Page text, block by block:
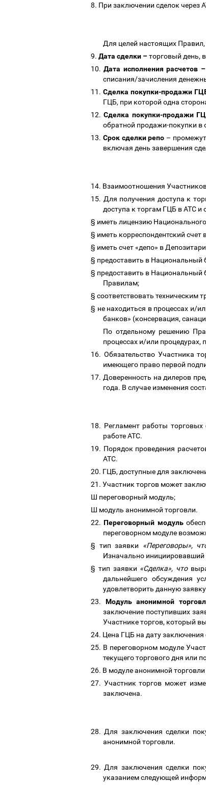
8. При заключении сделок через
Для целей настоящих
9. Дата сделки –торговый день,
10. Дата исполнения расчетов –
списания/зачисления
11. Сделка покупки-продажи
ГЦБ, при которой одна
12. Сделка покупки-продажи
обратной продажи-покупки в
13. Срок сделки репо –
включая день завершения
14. Взаимоотношения
15. Для получения доступа к
доступа к торгам ГЦБ в АТС
§ иметь лицензию
§ иметь корреспондентский
§ иметь счет «депо» в
§ предоставить в Национальный
§ предоставить в Национальный
Правилам;
§ соответствовать
§ не находиться в процессах и/
банков» (консервация,
По отдельному решению
процессах и/или
16. Обязательство Участника
имеющего право первой
17. Доверенность на дилеров
года. В случае изменения
18. Регламент работы
работе АТС.
19. Порядок проведения
АТС.
20. ГЦБ, доступные для
21. Участник торгов может
Ш переговорный модуль;
Ш модуль анонимной торговли.
22. Переговорный модуль
переговорном модуле
§ тип заявки «Переговоры»,
Изначально инициировавший
§ тип заявки «Сделка», что
дальнейшего обсуждения
удовлетворить данную
23.
Модуль анонимной
заключение поступивших
Участнике торгов, который
24. Цена ГЦБ на дату
25. В переговорном модуле
текущего торгового дня или
26. В модуле анонимной торговли
27. Участник торгов может
заключена.
28. Для заключения сделки
анонимной торговли.
29. Для заключения сделки
указанием следующей